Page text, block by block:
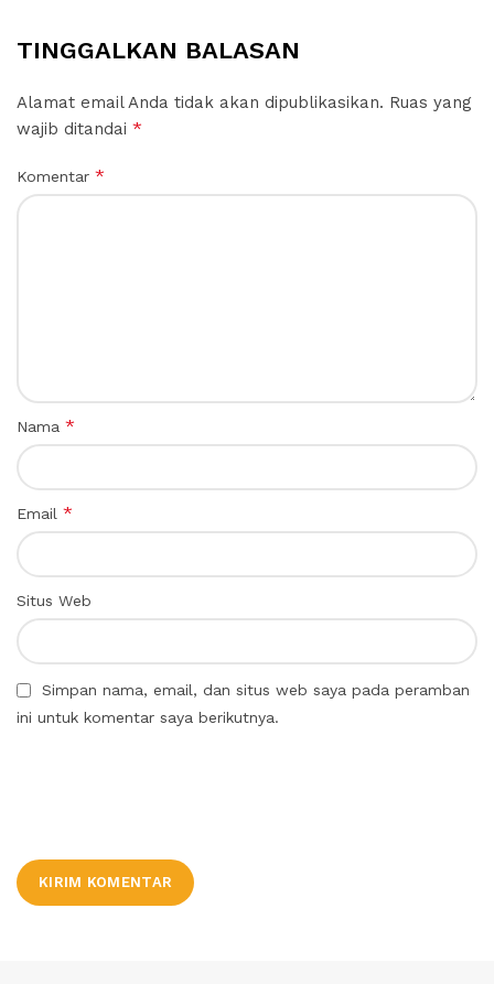
TINGGALKAN BALASAN
Alamat email Anda tidak akan dipublikasikan. Ruas yang
wajib ditandai *
Komentar *
Nama *
Email *
Situs Web
Simpan nama, email, dan situs web saya pada peramban
ini untuk komentar saya berikutnya.